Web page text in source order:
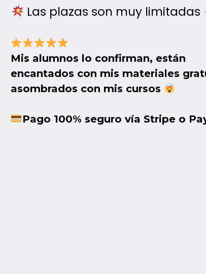
Las plazas son muy limitadas
Mis alumnos lo confirman, están
encantados con mis materiales
asombrados con mis cursos
Pago 100% seguro vía Stripe o